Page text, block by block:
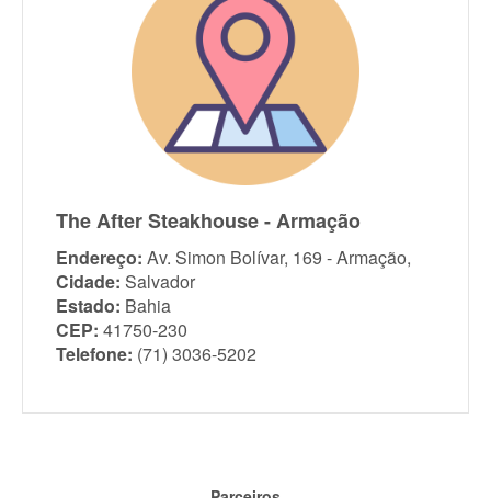
The After Steakhouse - Armação
Endereço: Av. Simon Bolívar, 169 - Armação,
Cidade: Salvador
Estado: Bahia
CEP: 41750-230
Telefone: (71) 3036-5202